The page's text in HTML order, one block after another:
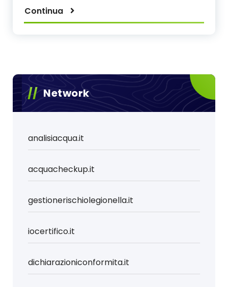
Continua
Network
analisiacqua.it
acquacheckup.it
gestionerischiolegionella.it
iocertifico.it
dichiarazioniconformita.it